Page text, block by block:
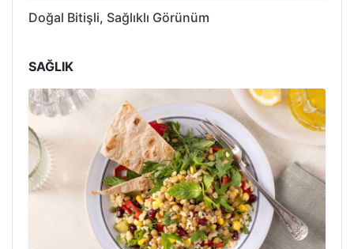
Doğal Bitişli, Sağlıklı Görünüm
SAĞLIK